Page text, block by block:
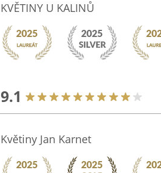
KVĚTINY U KALINŮ
9.1
Květiny Jan Karnet